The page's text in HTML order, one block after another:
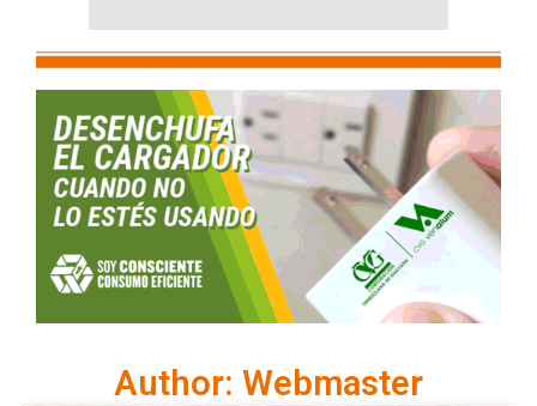
Author: Webmaster